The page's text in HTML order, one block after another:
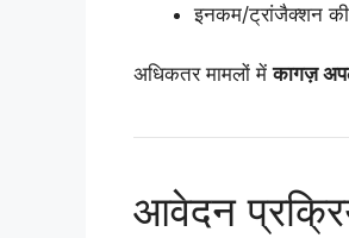
इनकम/ट्रांजैक्शन की
अधिकतर मामलों मेंकागज़
आवेदन